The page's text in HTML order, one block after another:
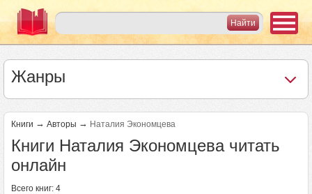
Жанры
Книги → Авторы → Наталия Экономцева
Книги Наталия Экономцева читать
онлайн
Всего книг: 4